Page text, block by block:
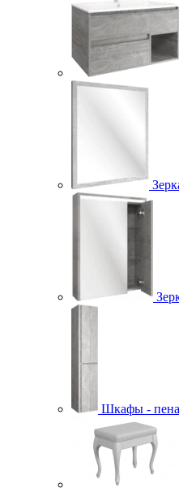
Шкафы -